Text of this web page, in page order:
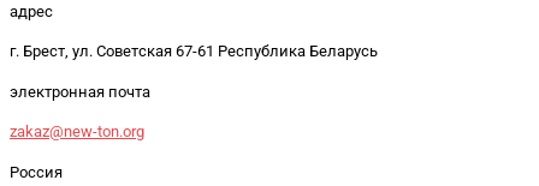
адрес
г. Брест, ул. Советская 67-61 Республика Беларусь
электронная почта
zakaz@new-ton.org
Россия